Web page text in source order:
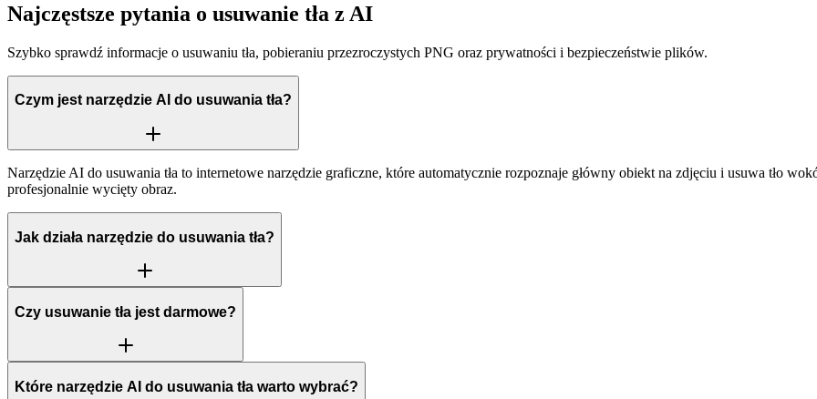
Najczęstsze pytania o usuwanie tła z AI
Szybko sprawdź informacje o usuwaniu tła, pobieraniu przezroczystych PNG oraz prywatności i bezpieczeństwie plików.
Czym jest narzędzie AI do usuwania tła?
Narzędzie AI do usuwania tła to internetowe narzędzie graficzne, które automatycznie rozpoznaje główny obiekt na zdjęciu i usuwa tło
profesjonalnie wycięty obraz.
Jak działa narzędzie do usuwania tła?
Czy usuwanie tła jest darmowe?
Które narzędzie AI do usuwania tła warto wybrać?